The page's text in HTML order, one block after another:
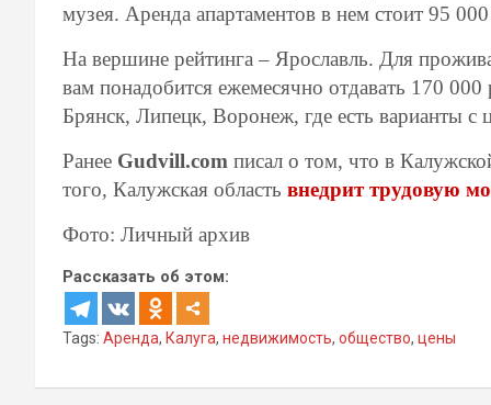
музея. Аренда апартаментов в нем стоит 95
На вершине рейтинга – Ярославль. Для
вам понадобится ежемесячно отдавать 170
Брянск, Липецк, Воронеж, где есть варианты
Ранее Gudvill.com писал о том, что в
того, Калужская область внедрит трудовую
Фото: Личный архив
Рассказать об этом:
Tags: Аренда, Калуга, недвижимость, общество, цены